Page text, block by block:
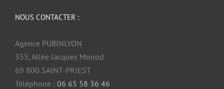
NOUS CONTACTER :
Agence PUBINLYON
355, Allée Jacques Monod
69 800 SAINT-PRIEST
Téléphone : 06 65 58 36 46